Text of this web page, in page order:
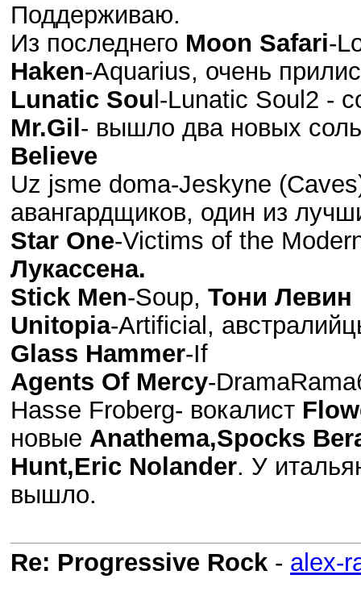
Поддерживаю.
Из последнего Moon Safari-
Haken-Aquarius, очень
Lunatic Sou l-Lunatic Soul2 -
Mr.Gil - вышло два новых
Believe
Uz jsme doma-Jeskyne
авангардщиков, один из
Star One-Victims of the
Лукассена.
Stick Men-Soup, Тони Левин
Unitopia-Artificial,
Glass Hammer-If
Agents Of Mercy-
Hasse Froberg- вокалист
новые Anathema,Spocks
Hunt,Eric Nolander. У
вышло.
Re: Progressive Rock - alex-